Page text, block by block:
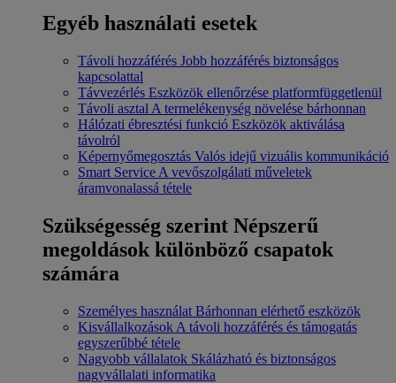
Egyéb használati esetek
Távoli hozzáférés Jobb hozzáférés biztonságos
kapcsolattal
Távvezérlés Eszközök ellenőrzése platformfüggetlenül
Távoli asztal A termelékenység növelése bárhonnan
Hálózati ébresztési funkció Eszközök aktiválása
távolról
Képernyőmegosztás Valós idejű vizuális kommunikáció
Smart Service A vevőszolgálati műveletek
áramvonalassá tétele
Szükségesség szerint Népszerű
megoldások különböző csapatok
számára
Személyes használat Bárhonnan elérhető eszközök
Kisvállalkozások A távoli hozzáférés és támogatás
egyszerűbbé tétele
Nagyobb vállalatok Skálázható és biztonságos
nagyvállalati informatika